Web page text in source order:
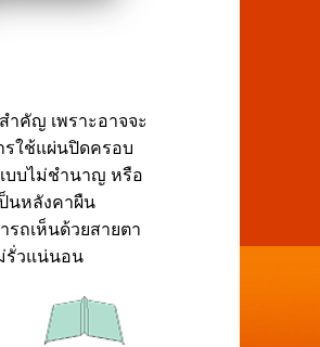
คัญ เพราะอาจจะ
รใช้แผ่นปิดครอบ
บบไม่ชำนาญ หรือ
นหลังคาผืน
รถเห็นด้วยสายตา
รั่วแน่นอน